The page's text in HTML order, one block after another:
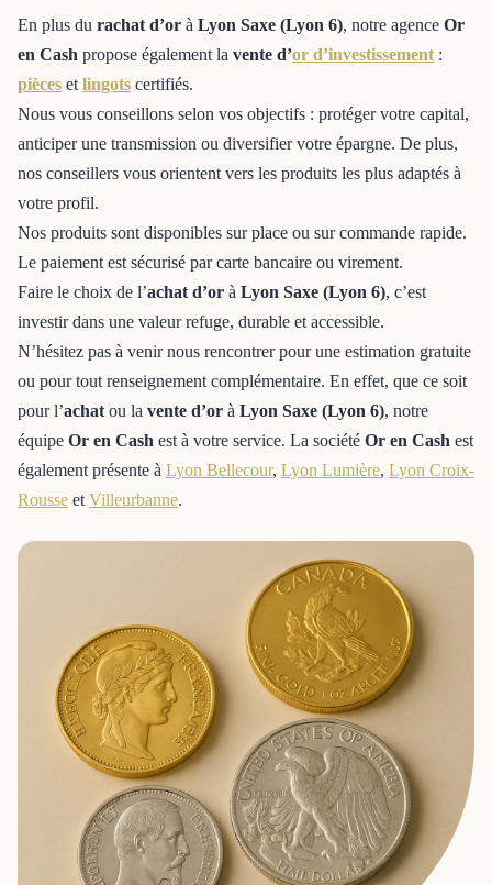
En plus du rachat d’or à Lyon Saxe (Lyon 6), notre agence Or
en Cash propose également la vente d’or d’investissement :
pièces et lingots certifiés.
Nous vous conseillons selon vos objectifs : protéger votre capital,
anticiper une transmission ou diversifier votre épargne. De plus,
nos conseillers vous orientent vers les produits les plus adaptés à
votre profil.
Nos produits sont disponibles sur place ou sur commande rapide.
Le paiement est sécurisé par carte bancaire ou virement.
Faire le choix de l’achat d’or à Lyon Saxe (Lyon 6), c’est
investir dans une valeur refuge, durable et accessible.
N’hésitez pas à venir nous rencontrer pour une estimation gratuite
ou pour tout renseignement complémentaire. En effet, que ce soit
pour l’achat ou la vente d’or à Lyon Saxe (Lyon 6), notre
équipe Or en Cash est à votre service. La société Or en Cash est
également présente à Lyon Bellecour, Lyon Lumière, Lyon Croix-
Rousse et Villeurbanne.